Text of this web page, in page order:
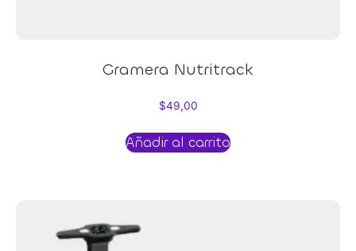
Gramera Nutritrack
$49,00
Añadir al carrito